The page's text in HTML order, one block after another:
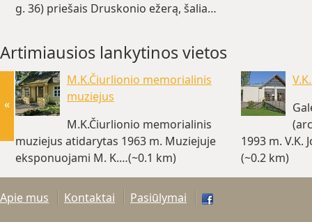
g. 36) priešais Druskonio ežerą, šalia…
Artimiausios lankytinos vietos
M.K.Čiurlionio memorialinis
muziejus
M.K.Čiurlionio memorialinis
muziejus atidarytas 1963 m. Muziejuje
eksponuojami M. K.…(~0.1 km)
1993 m. V.K.
(~0.2 km)
«
Apie mus Kontaktai Pasiūlymai